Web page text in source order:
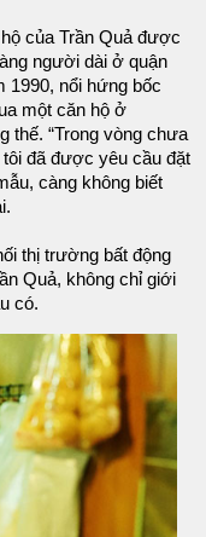
của Trần Quả được
người dài ở quận
1990, nổi hứng bốc
một căn hộ ở
thế. “Trong vòng chưa
đã được yêu cầu đặt
càng không biết
thị trường bất động
Quả, không chỉ giới
có.